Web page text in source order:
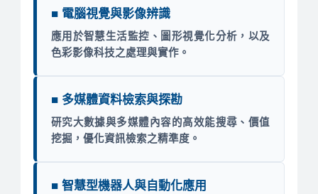
■ 電腦視覺與影像辨識
應用於智慧生活監控、圖形視覺化分析，以及
色彩影像科技之處理與實作。
■ 多媒體資料檢索與探勘
研究大數據與多媒體內容的高效能搜尋、價值
挖掘，優化資訊檢索之精準度。
■ 智慧型機器人與自動化應用